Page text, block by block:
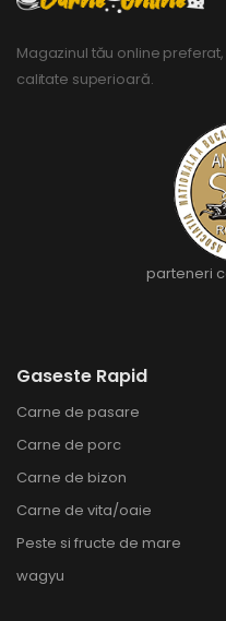
Magazinul tău online
calitate superioară.
parteneri
Gaseste Rapid
Carne de pasare
Carne de porc
Carne de bizon
Carne de vita/oaie
Peste si fructe de mare
wagyu